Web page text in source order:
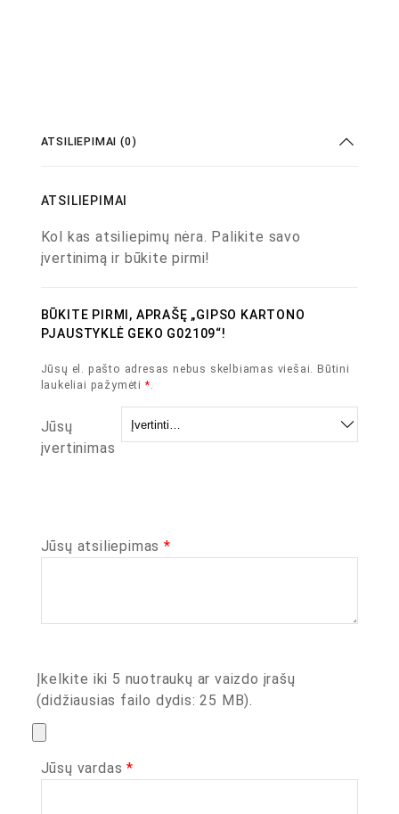
ATSILIEPIMAI (0)
ATSILIEPIMAI
Kol kas atsiliepimų nėra. Palikite savo
įvertinimą ir būkite pirmi!
BŪKITE PIRMI, APRAŠĘ „GIPSO KARTONO
PJAUSTYKLĖ GEKO G02109“!
Jūsų el. pašto adresas nebus skelbiamas viešai. Būtini
laukeliai pažymėti *.
Jūsų
įvertinimas
Jūsų atsiliepimas *
Įkelkite iki 5 nuotraukų ar vaizdo įrašų
(didžiausias failo dydis: 25 MB).
Jūsų vardas*